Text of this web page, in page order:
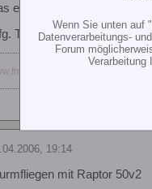
einzige was mir gefällt
Tom
ostarrichi.at<br />http://
19:14
mit Raptor 50v2
Wenn Sie unten auf "
Datenverarbeitungs-
Forum
Verarbeitung